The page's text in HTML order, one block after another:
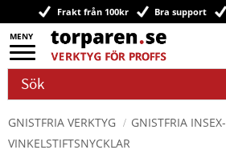
Meny
Frakt från 100kr Bra support
GNISTFRIA VERKTYG
GNISTFRIA INSEX-
VINKELSTIFTSNYCKLAR